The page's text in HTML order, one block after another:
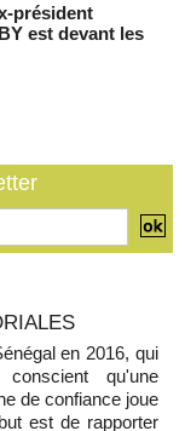
le
signent un accord
poursuit sa course
président
est devant les
en 2016, qui
qu'une
de confiance joue
est de rapporter